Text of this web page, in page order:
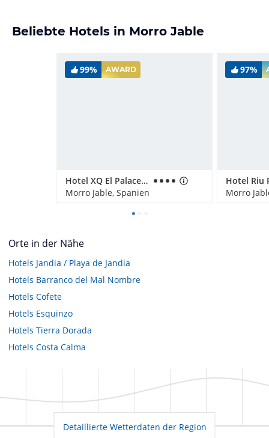
Beliebte Hotels in Morro Jable
99% AWARD
Hotel XQ El Palacete
Morro Jable, Spanien
97%
Morro
Orte in der Nähe
Hotels Jandia / Playa de Jandia
Hotels Barranco del Mal Nombre
Hotels Cofete
Hotels Esquinzo
Hotels Tierra Dorada
Hotels Costa Calma
Detaillierte Wetterdaten der Region